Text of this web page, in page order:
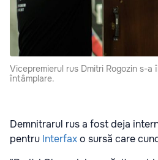
Vicepremierul rus Dmitri Rogozin s-a
întâmplare.
Demnitrarul rus a fost deja
pentru Interfaxo sursă care